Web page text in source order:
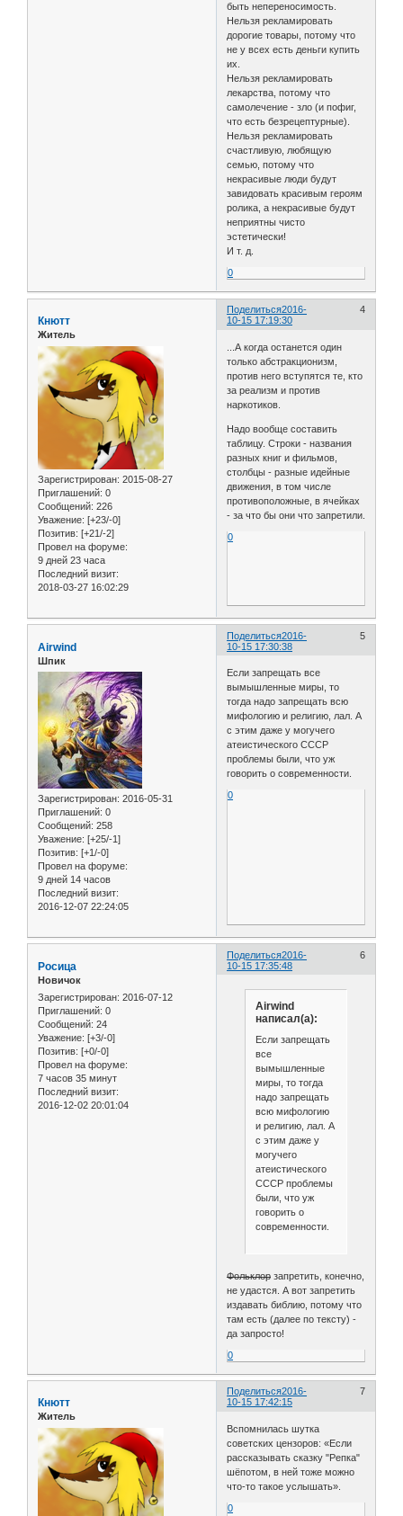
быть непереносимость.
Нельзя рекламировать
дорогие товары, потому что
не у всех есть деньги купить
их.
Нельзя рекламировать
лекарства, потому что
самолечение - зло (и пофиг,
что есть безрецептурные).
Нельзя рекламировать
счастливую, любящую
семью, потому что
некрасивые люди будут
завидовать красивым героям
ролика, а некрасивые будут
неприятны чисто
эстетически!
И т. д.
0
Поделиться 4
2016-
10-15 17:19:30
Кнютт
Житель
Зарегистрирован: 2015-08-27
Приглашений: 0
Сообщений: 226
Уважение: [+23/-0]
Позитив: [+21/-2]
Провел на форуме:
9 дней 23 часа
Последний визит:
2018-03-27 16:02:29
...А когда останется один
только абстракционизм,
против него вступятся те, кто
за реализм и против
наркотиков.
Надо вообще составить
таблицу. Строки - названия
разных книг и фильмов,
столбцы - разные идейные
движения, в том числе
противоположные, в ячейках
- за что бы они что запретили.
0
Поделиться 5
2016-
10-15 17:30:38
Airwind
Шпик
Зарегистрирован: 2016-05-31
Приглашений: 0
Сообщений: 258
Уважение: [+25/-1]
Позитив: [+1/-0]
Провел на форуме:
9 дней 14 часов
Последний визит:
2016-12-07 22:24:05
Если запрещать все
вымышленные миры, то
тогда надо запрещать всю
мифологию и религию, лал. А
с этим даже у могучего
атеистического СССР
проблемы были, что уж
говорить о современности.
0
Поделиться 6
2016-
10-15 17:35:48
Росица
Новичок
Зарегистрирован: 2016-07-12
Приглашений: 0
Сообщений: 24
Уважение: [+3/-0]
Позитив: [+0/-0]
Провел на форуме:
7 часов 35 минут
Последний визит:
2016-12-02 20:01:04
Airwind
написал(а):
Если запрещать
все
вымышленные
миры, то тогда
надо запрещать
всю мифологию
и религию, лал. А
с этим даже у
могучего
атеистического
СССР проблемы
были, что уж
говорить о
современности.
Фольклор запретить, конечно,
не удастся. А вот запретить
издавать библию, потому что
там есть (далее по тексту) -
да запросто!
0
Поделиться 7
2016-
10-15 17:42:15
Кнютт
Житель
Вспомнилась шутка
советских цензоров: «Если
рассказывать сказку "Репка"
шёпотом, в ней тоже можно
что-то такое услышать».
0